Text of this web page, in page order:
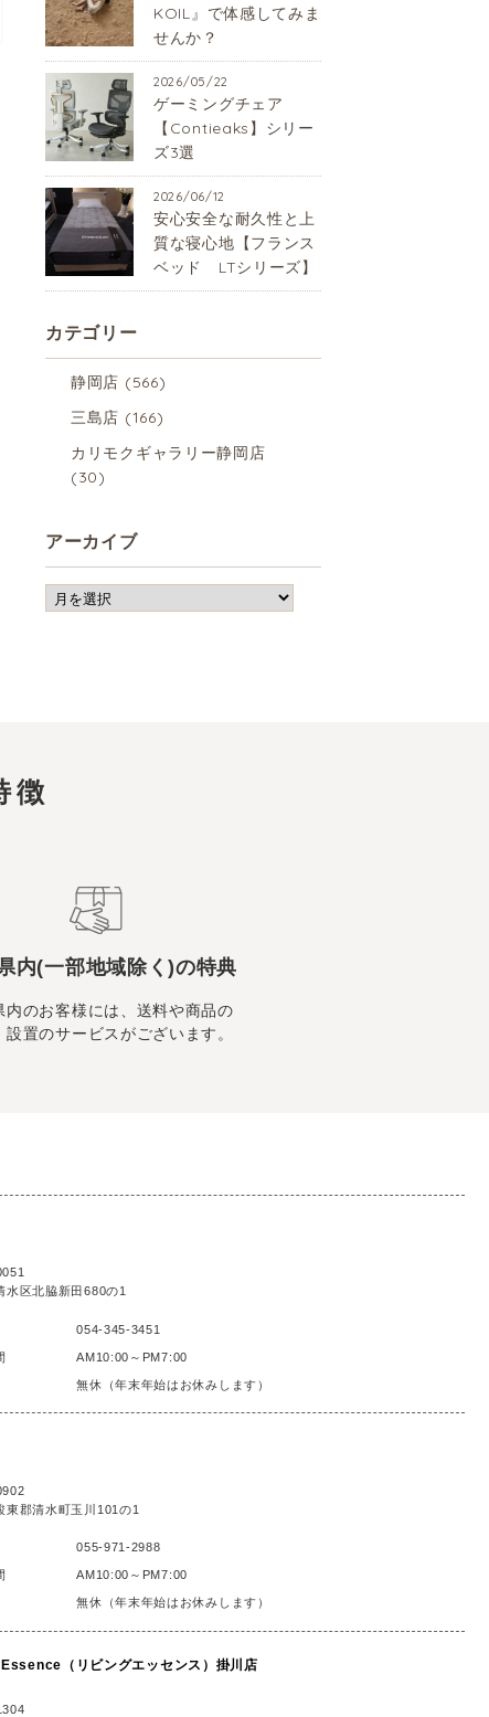
KOIL』で体感してみま
せんか？
2026/05/22
ゲーミングチェア
【Contieaks】シリー
ズ3選
2026/06/12
安心安全な耐久性と上
質な寝心地【フランス
ベッド LTシリーズ】
カテゴリー
静岡店 (566)
三島店 (166)
カリモクギャラリー静岡店
(30)
アーカイブ
徴
内(一部地域除く)の特典
内のお客様には、送料や商品の
設置のサービスがございます。
水区北脇新田680の1
054-345-3451
AM10:00～PM7:00
無休（年末年始はお休みします）
東郡清水町玉川101の1
055-971-2988
AM10:00～PM7:00
無休（年末年始はお休みします）
（リビングエッセンス）掛川店